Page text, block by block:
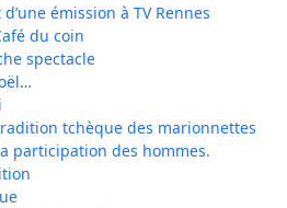
émission à TV Rennes
du coin
spectacle
tchèque des marionnettes
participation des hommes.